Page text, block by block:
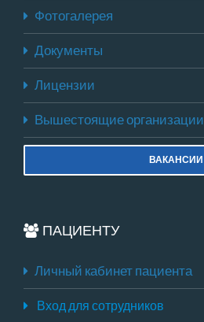
Фотогалерея
Документы
Лицензии
Вышестоящие организации
ВАКАНСИИ
ПАЦИЕНТУ
Личный кабинет пациента
Вход для сотрудников